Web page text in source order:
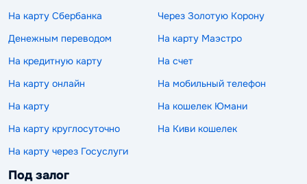
На карту Сбербанка
Через Золотую Корону
Денежным переводом
На карту Маэстро
На кредитную карту
На счет
На карту онлайн
На мобильный телефон
На карту
На кошелек Юмани
На карту круглосуточно
На Киви кошелек
На карту через Госуслуги
Под залог